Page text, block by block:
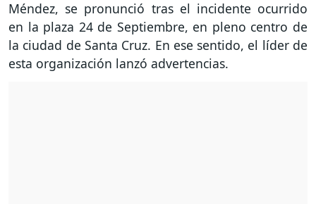
Méndez, se pronunció tras el incidente ocurrido
en la plaza 24 de Septiembre, en pleno centro de
la ciudad de Santa Cruz. En ese sentido, el líder de
esta organización lanzó advertencias.